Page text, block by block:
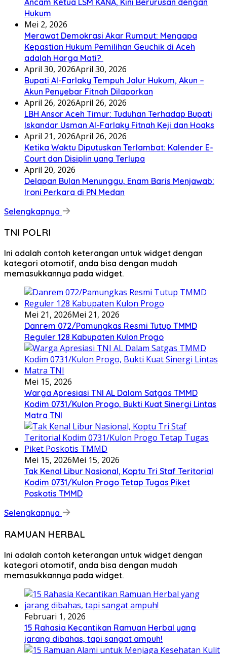
Hukum
Mei 2, 2026
Merawat Demokrasi Akar Rumput: Mengapa
Kepastian Hukum Pemilihan Geuchik di Aceh
adalah Harga Mati? ‎
April 30, 2026April 30, 2026
Bupati Al-Farlaky Tempuh Jalur Hukum, Akun –
Akun Penyebar Fitnah Dilaporkan
April 26, 2026April 26, 2026
LBH Ansor Aceh Timur: Tuduhan Terhadap Bupati
Iskandar Usman Al-Farlaky Fitnah Keji dan Hoaks
April 21, 2026April 26, 2026
Ketika Waktu Diputuskan Terlambat: Kalender E-
Court dan Disiplin yang Terlupa
April 20, 2026
Delapan Bulan Menunggu, Enam Baris Menjawab:
Ironi Perkara di PN Medan
Selengkapnya
TNI POLRI
Ini adalah contoh keterangan untuk widget dengan
kategori otomotif, anda bisa dengan mudah
memasukkannya pada widget.
Mei 21, 2026Mei 21, 2026
Danrem 072/Pamungkas Resmi Tutup TMMD
Reguler 128 Kabupaten Kulon Progo
Mei 15, 2026
Warga Apresiasi TNI AL Dalam Satgas TMMD
Kodim 0731/Kulon Progo, Bukti Kuat Sinergi Lintas
Matra TNI
Mei 15, 2026Mei 15, 2026
Tak Kenal Libur Nasional, Koptu Tri Staf Teritorial
Kodim 0731/Kulon Progo Tetap Tugas Piket
Poskotis TMMD
Selengkapnya
RAMUAN HERBAL
Ini adalah contoh keterangan untuk widget dengan
kategori otomotif, anda bisa dengan mudah
memasukkannya pada widget.
Februari 1, 2026
15 Rahasia Kecantikan Ramuan Herbal yang
jarang dibahas, tapi sangat ampuh!